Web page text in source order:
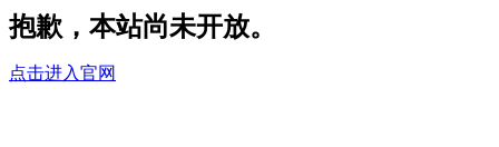
抱歉，本站尚未开放。
点击进入官网